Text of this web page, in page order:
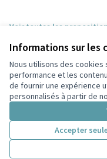
Informations sur les
Nous utilisons des cookies
performance et les
de fournir une expérience
personnalisés à partir de
Accepter
Voir toutes les
Conditions d'utilisation
Paramètres des cookies
Participez Villeurbanne sur X
(Lien externe)
ParticipezParticipezParticipez
(Lien
Site réalisé grâce aulogiciel